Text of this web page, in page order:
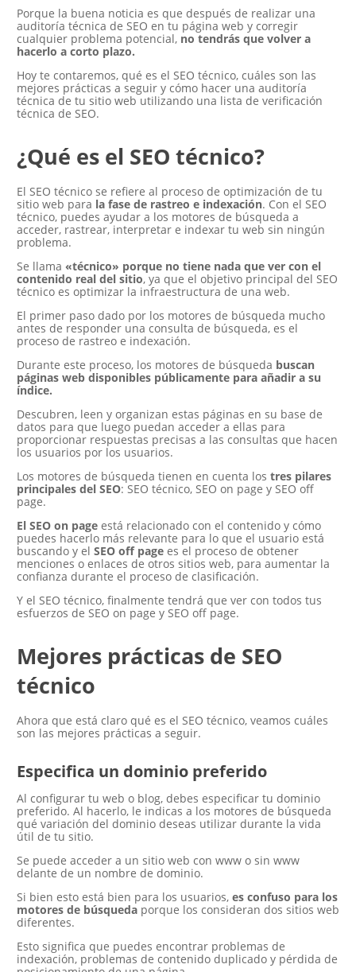
Porque la buena noticia es que después de realizar una
auditoría técnica de SEO en tu página web y corregir
cualquier problema potencial, no tendrás que volver a
hacerlo a corto plazo.
Hoy te contaremos, qué es el SEO técnico, cuáles son las
mejores prácticas a seguir y cómo hacer una auditoría
técnica de tu sitio web utilizando una lista de verificación
técnica de SEO.
¿Qué es el SEO técnico?
El SEO técnico se refiere al proceso de optimización de tu
sitio web para la fase de rastreo e indexación. Con el SEO
técnico, puedes ayudar a los motores de búsqueda a
acceder, rastrear, interpretar e indexar tu web sin ningún
problema.
Se llama «técnico» porque no tiene nada que ver con el
contenido real del sitio, ya que el objetivo principal del SEO
técnico es optimizar la infraestructura de una web.
El primer paso dado por los motores de búsqueda mucho
antes de responder una consulta de búsqueda, es el
proceso de rastreo e indexación.
Durante este proceso, los motores de búsqueda buscan
páginas web disponibles públicamente para añadir a su
índice.
Descubren, leen y organizan estas páginas en su base de
datos para que luego puedan acceder a ellas para
proporcionar respuestas precisas a las consultas que hacen
los usuarios por los usuarios.
Los motores de búsqueda tienen en cuenta los tres pilares
principales del SEO: SEO técnico, SEO on page y SEO off
page.
El SEO on page está relacionado con el contenido y cómo
puedes hacerlo más relevante para lo que el usuario está
buscando y el SEO off page es el proceso de obtener
menciones o enlaces de otros sitios web, para aumentar la
confianza durante el proceso de clasificación.
Y el SEO técnico, finalmente tendrá que ver con todos tus
esfuerzos de SEO on page y SEO off page.
Mejores prácticas de SEO
técnico
Ahora que está claro qué es el SEO técnico, veamos cuáles
son las mejores prácticas a seguir.
Especifica un dominio preferido
Al configurar tu web o blog, debes especificar tu dominio
preferido. Al hacerlo, le indicas a los motores de búsqueda
qué variación del dominio deseas utilizar durante la vida
útil de tu sitio.
Se puede acceder a un sitio web con www o sin www
delante de un nombre de dominio.
Si bien esto está bien para los usuarios, es confuso para los
motores de búsqueda porque los consideran dos sitios web
diferentes.
Esto significa que puedes encontrar problemas de
indexación, problemas de contenido duplicado y pérdida de